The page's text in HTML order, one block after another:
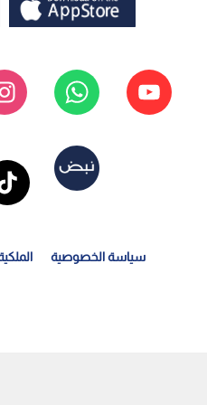
سياسة الخصوصية